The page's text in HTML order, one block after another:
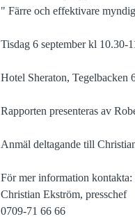
" Färre och effektivare
Tisdag 6 september kl 10.30-
Hotel Sheraton, Tegelbacken
Rapporten presenteras av
Anmäl deltagande till
För mer information kontakta:
Christian Ekström, presschef
0709-71 66 66